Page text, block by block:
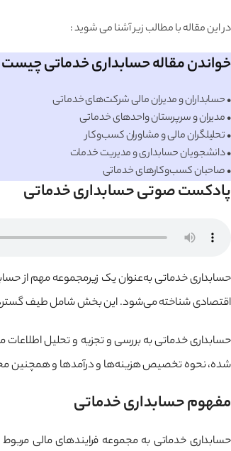
در این مقاله با مطالب زیر آشنا می شوید :
خواندن مقاله حسابداری خدماتی
• حسابداران و مدیران مالی شرکت‌های خدماتی
• مدیران و سرپرستان واحدهای خدماتی
• تحلیلگران مالی و مشاوران کسب‌وکار
• دانشجویان حسابداری و مدیریت خدمات
• صاحبان کسب‌وکارهای خدماتی
پادکست صوتی حسابداری خدماتی
حسابداری خدماتی به‌عنوان یک زیرمجموعه مهم از
اقتصادی شناخته می‌شود. این بخش شامل طیف
حسابداری خدماتی به بررسی و تجزیه و تحلیل اطلاعات
شده، نحوه تخصیص هزینه‌ها و درآمدها و همچنین
مفهوم حسابداری خدماتی
حسابداری خدماتی به مجموعه فرایندهای مالی